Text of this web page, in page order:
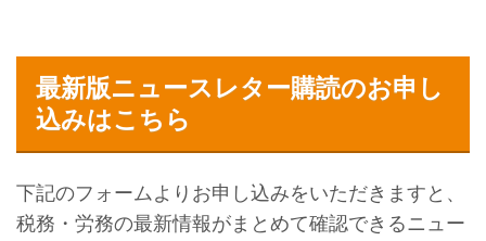
最新版ニュースレター購読のお申し
込みはこちら
下記のフォームよりお申し込みをいただきますと、
税務・労務の最新情報がまとめて確認できるニュー